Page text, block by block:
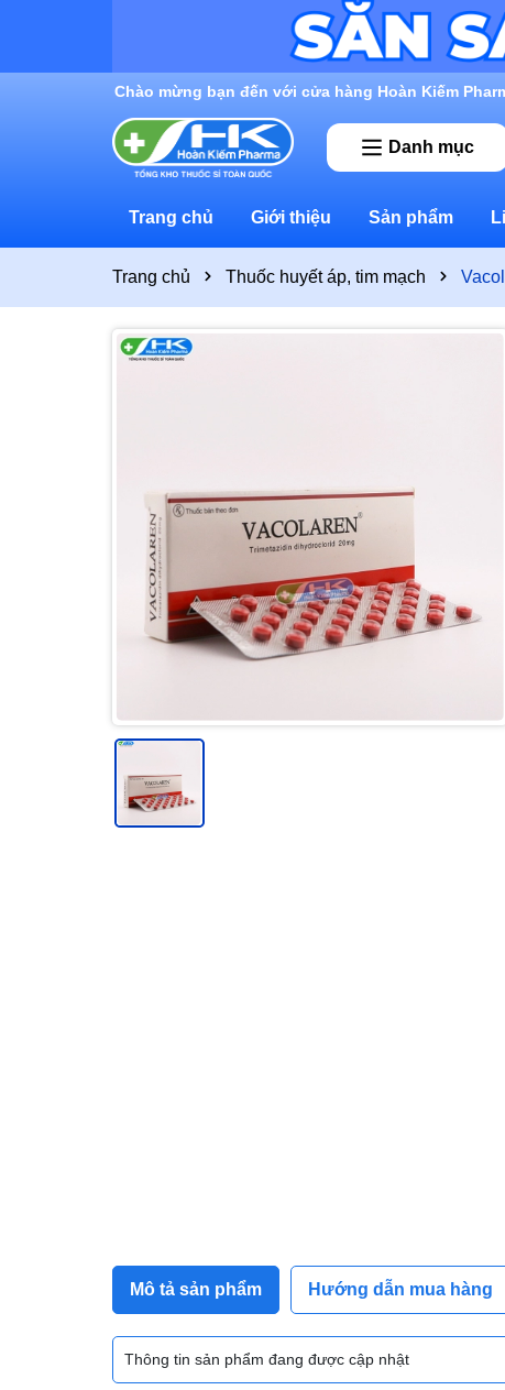
Rất nhiều ưu đãi và chương trình khuyến mãi đang
Danh mục
Trang chủ Giới thiệu Sản phẩm
Trang chủ Thuốc huyết áp, tim mạch
Mô tả sản phẩm Hướng dẫn mua hàng
Thông tin sản phẩm đang được cập nhật